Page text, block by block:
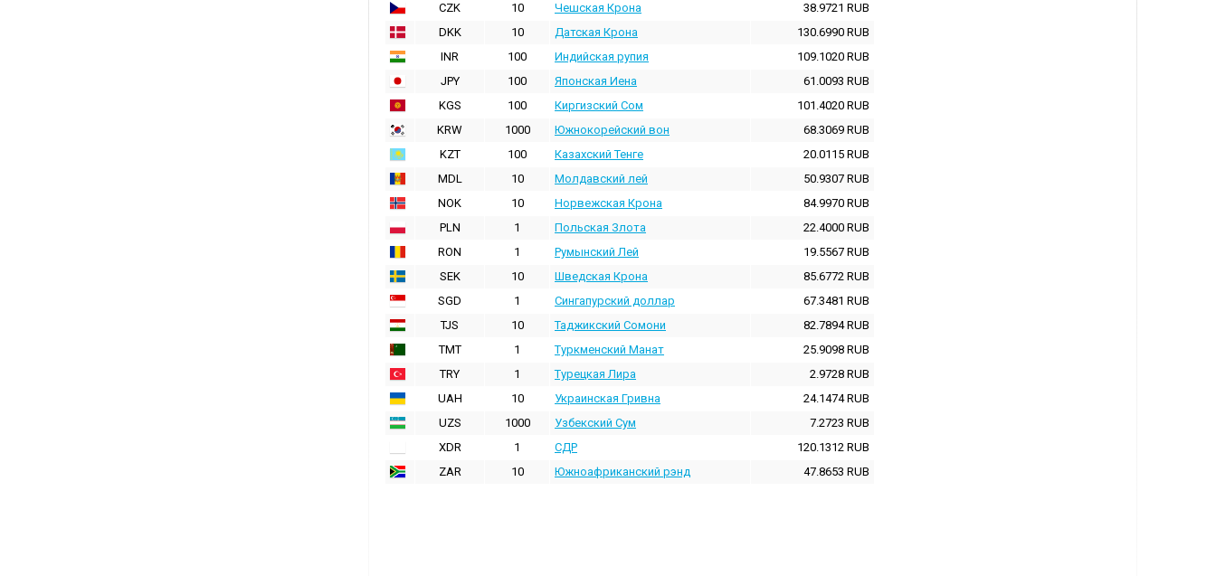
CZK
10 Чешская Крона 38.9721 RUB
DKK
10 Датская Крона 130.6990 RUB
INR
100 Индийская pупия 109.1020 RUB
JPY
100 Японская Иена 61.0093 RUB
KGS
100 Киргизский Сом 101.4020 RUB
KRW
1000 Южнокорейский вон 68.3069 RUB
KZT
100 Казахский Тенге 20.0115 RUB
MDL
10 Молдавский лей 50.9307 RUB
NOK
10 Норвежская Крона 84.9970 RUB
PLN
1 Польская Злота 22.4000 RUB
RON
1 Румынский Лей 19.5567 RUB
SEK
10 Шведская Крона 85.6772 RUB
SGD
1 Сингапурский доллар 67.3481 RUB
TJS
10 Таджикский Сомони 82.7894RUB
TMT
1 Туркменский Манат 25.9098 RUB
TRY
1 Турецкая Лира 2.9728 RUB
UAH
10 Украинская Гривна 24.1474RUB
UZS
1000 Узбекский Сум 7.2723 RUB
XDR
1 СДР 120.1312 RUB
ZAR
10 Южноафриканский рэнд 47.8653 RUB